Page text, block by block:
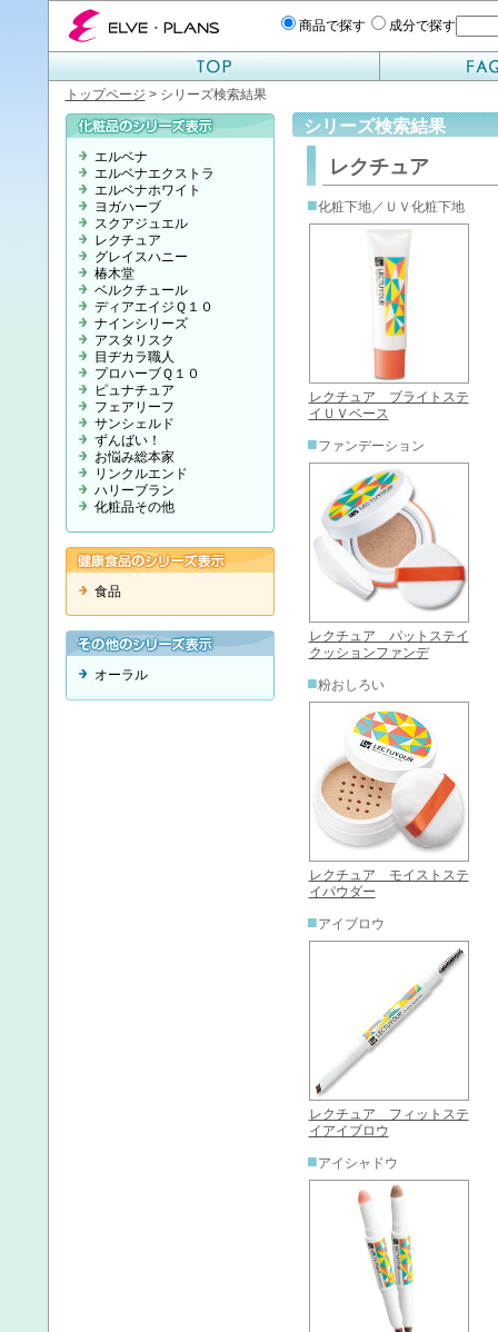
エルベプランズ ELVE-PLANS
商品で探す 成分で探す
トップページ > シリーズ検索結果
シリーズ検索結果
レクチュア
■化粧下地／ＵＶ化粧下地
レクチュア ブライトステ
イＵＶベース
■ファンデーション
レクチュア パットステイ
クッションファンデ
■粉おしろい
レクチュア モイストステ
イパウダー
■アイブロウ
レクチュア フィットステ
イアイブロウ
■アイシャドウ
エルベナ
エルベナエクストラ
エルベナホワイト
ヨガハーブ
スクアジュエル
レクチュア
グレイスハニー
椿木堂
ベルクチュール
ディアエイジＱ１０
ナインシリーズ
アスタリスク
目ヂカラ職人
プロハーブＱ１０
ピュナチュア
フェアリーフ
サンシェルド
ずんばい！
お悩み総本家
リンクルエンド
ハリーブラン
化粧品その他
食品
オーラル